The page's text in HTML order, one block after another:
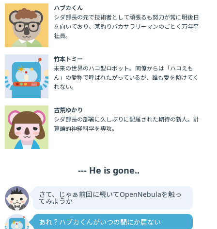
ハブカくん
シダ部長の元で技術者として頑張るも努力が常に明後日
を向いており、某釣りバカサラリーマンのごとく万年平
社員。
竹本トミー
未来の世界のハコ型ロボット。同僚からは「ハコえも
ん」の愛称で呼ばれたがっているが、誰も愛を傾けてく
れない。
古荒ゆかり
シダ部長の部署に久しぶりに配属された期待の新人。計
算論的神経科学を専攻。
--- He is gone..
さて、じゃぁ前回に続いてOpenNebulaを触っ
てみようか
あれ？ハブカくんがいつの間にか居ない